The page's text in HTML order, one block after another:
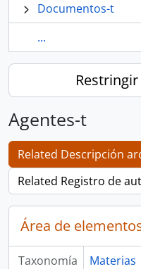
Documentos-t
...
Agentes-t
Related Descripción
Related Registro de
Área de
Taxonomía
Materias